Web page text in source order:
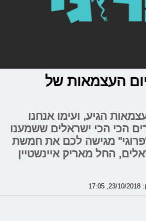
העצמאות של
הגיע, ועימו אנחנו
הכי הכי ישראלים ששמענו
מגישה לכם את חמשת
החל מאריק איינשטיין